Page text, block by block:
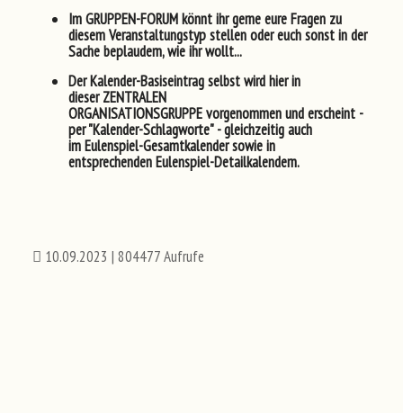
ImGRUPPEN-FORUMkönnt ihr gerne eure Fragen zu
diesem Veranstaltungstyp stellen oder euch sonst in der
Sache beplaudern, wie ihr wollt...
DerKalender-Basiseintragselbst wird hier in
dieserZENTRALEN
ORGANISATIONSGRUPPEvorgenommen underscheint -
per "Kalender-Schlagworte" - gleichzeitig auch
imEulenspiel-Gesamtkalendersowie in
entsprechendenEulenspiel-Detailkalendern.
10.09.2023 | 804477 Aufrufe